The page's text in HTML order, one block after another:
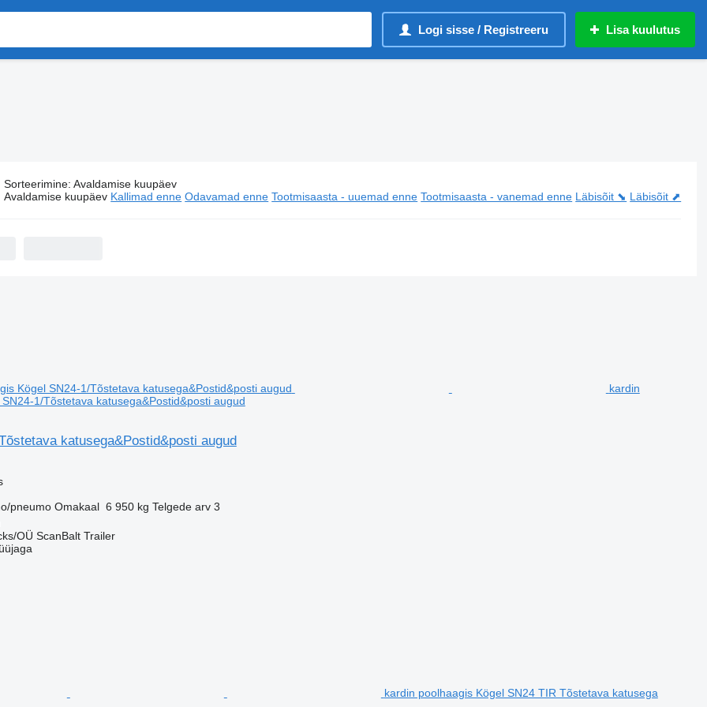
Logi sisse / Registreeru Lisa kuulutus
Poolhaagised Kögel SN
Sorteerimine: Avaldamise kuupäev
Avaldamise kuupäev Kallimad enne Odavamad enne Tootmisaasta - uuemad enne Tootmisaasta - vanemad enne Läbisõit ⬊ Läbisõit ⬈
kardin
1/Tõstetava katusega&Postid&posti augud
katusega&Postid&posti augud
pneumo Omakaal 6 950 kg Telgede arv 3
OÜ ScanBalt Trailer
kardin poolhaagis Kögel SN24 TIR Tõstetava katusega